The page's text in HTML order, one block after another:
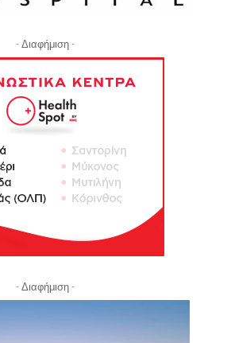
- Διαφήμιση -
- Διαφήμιση -